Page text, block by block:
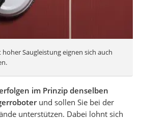
Saugleistung eignen sich auch
im Prinzip denselben
und sollen Sie bei der
unterstützen. Dabei lohnt sich